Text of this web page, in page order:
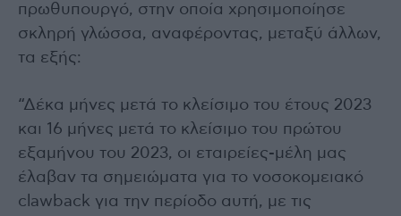
πρωθυπουργό, στην οποία χρησιμοποίησε
σκληρή γλώσσα, αναφέροντας, μεταξύ άλλων,
τα εξής:
“Δέκα μήνες μετά το κλείσιμο του έτους 2023
και 16 μήνες μετά το κλείσιμο του πρώτου
εξαμήνου του 2023, οι εταιρείες-μέλη μας
έλαβαν τα σημειώματα για το νοσοκομειακό
clawback για την περίοδο αυτή, με τις